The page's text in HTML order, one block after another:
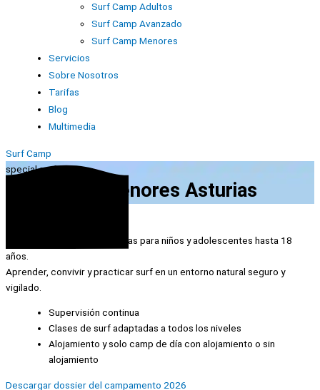
Surf Camp Adultos
Surf Camp Avanzado
Surf Camp Menores
Servicios
Sobre Nosotros
Tarifas
Blog
Multimedia
Surf Camp
special surf
Surf camp Menores Asturias
Surf camp en Rodiles, Asturias para niños y adolescentes hasta 18
años
Aprender, convivir y practicar surf en un entorno natural seguro y
vigilado.
Supervisión continua
Clases de surf adaptadas a todos los niveles
Alojamiento y solo camp de día con alojamiento o sin
alojamiento
Descargar dossier del campamento 2026